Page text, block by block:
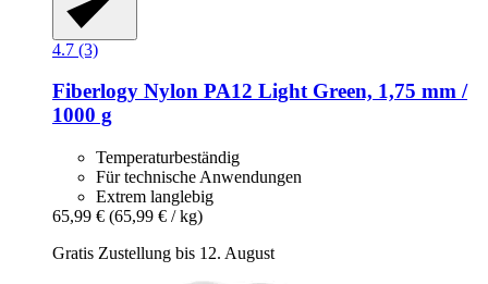
4.7 (3)
Fiberlogy Nylon PA12 Light Green, 1,75 mm /
1000 g
Temperaturbeständig
Für technische Anwendungen
Extrem langlebig
65,99 € (65,99 € / kg)
Gratis Zustellung bis 12. August